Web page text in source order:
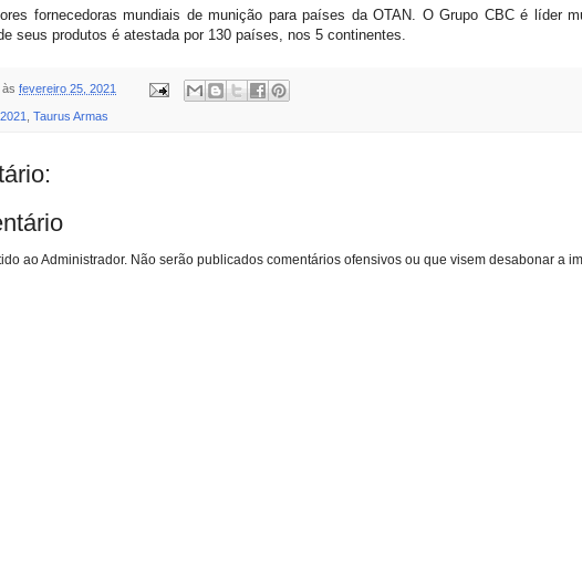
fornecedoras mundiais de munição para países da OTAN. O Grupo CBC é líder
seus produtos é atestada por 130 países, nos 5 continentes.
às fevereiro 25, 2021
Taurus Armas
ao Administrador. Não serão publicados comentários ofensivos ou que visem desabonar a